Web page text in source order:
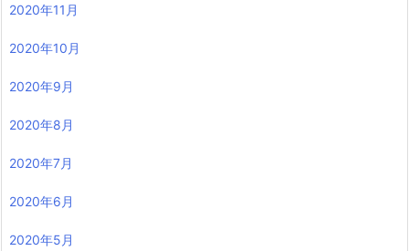
2020年11月
2020年10月
2020年9月
2020年8月
2020年7月
2020年6月
2020年5月